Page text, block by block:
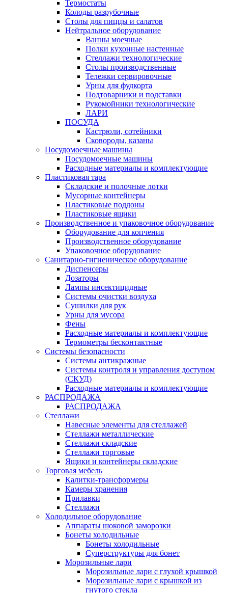
Термостаты
Колоды разрубочные
Столы для пиццы и салатов
Нейтральное оборудование
Ванны моечные
Полки кухонные настенные
Стеллажи технологические
Столы производственные
Тележки сервировочные
Урны для фудкорта
Подтоварники и подставки
Рукомойники технологические
ЛАРИ
ПОСУДА
Кастрюли, сотейники
Сковороды, казаны
Посудомоечные машины
Посудомоечные машины
Расходные материалы и комплектующие
Пластиковая тара
Складские и полочные лотки
Мусорные контейнеры
Пластиковые поддоны
Пластиковые ящики
Производственное и упаковочное оборудование
Оборудование для копчения
Производственное оборудование
Упаковочное оборудование
Санитарно-гигиеническое оборудование
Диспенсеры
Дозаторы
Лампы инсектицидные
Системы очистки воздуха
Сушилки для рук
Урны для мусора
Фены
Расходные материалы и комплектующие
Термометры бесконтактные
Системы безопасности
Системы антикражные
Системы контроля и управления доступом
(СКУД)
Расходные материалы и комплектующие
РАСПРОДАЖА
РАСПРОДАЖА
Стеллажи
Навесные элементы для стеллажей
Стеллажи металлические
Стеллажи складские
Стеллажи торговые
Ящики и контейнеры складские
Торговая мебель
Калитки-трансформеры
Камеры хранения
Прилавки
Стеллажи
Холодильное оборудование
Аппараты шоковой заморозки
Бонеты холодильные
Бонеты холодильные
Суперструктуры для бонет
Морозильные лари
Морозильные лари с глухой крышкой
Морозильные лари с крышкой из
гнутого стекла